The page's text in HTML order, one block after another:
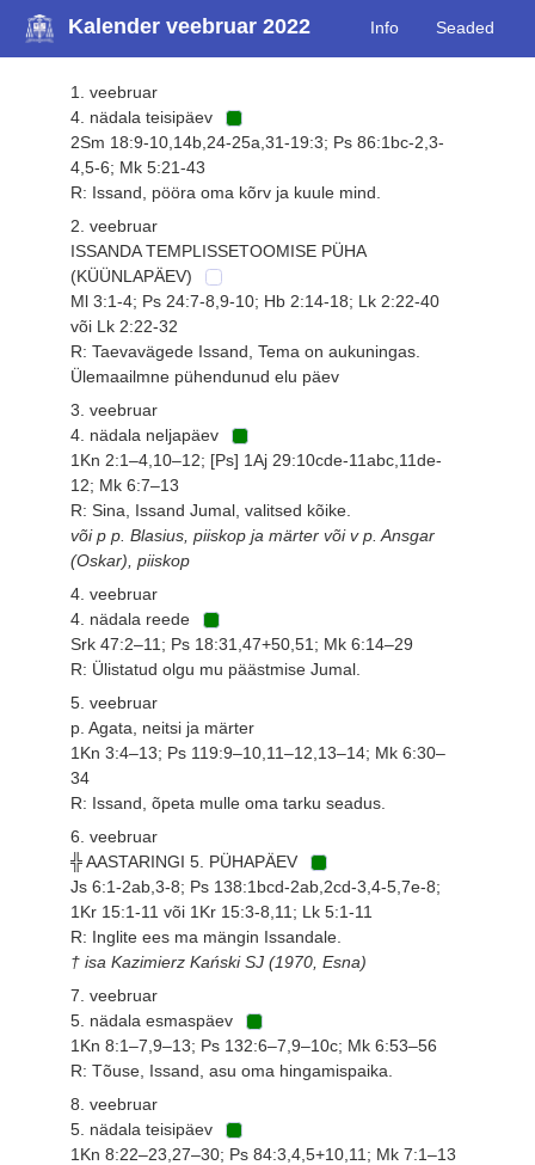
Kalender veebruar 2022 Info Seaded
1. veebruar
4. nädala teisipäev
2Sm 18:9-10,14b,24-25a,31-19:3; Ps 86:1bc-2,3-
4,5-6; Mk 5:21-43
R: Issand, pööra oma kõrv ja kuule mind.
2. veebruar
ISSANDA TEMPLISSETOOMISE PÜHA
(KÜÜNLAPÄEV)
Ml 3:1-4; Ps 24:7-8,9-10; Hb 2:14-18; Lk 2:22-40
või Lk 2:22-32
R: Taevavägede Issand, Tema on aukuningas.
Ülemaailmne pühendunud elu päev
3. veebruar
4. nädala neljapäev
1Kn 2:1–4,10–12; [Ps] 1Aj 29:10cde-11abc,11de-
12; Mk 6:7–13
R: Sina, Issand Jumal, valitsed kõike.
või p p. Blasius, piiskop ja märter või v p. Ansgar
(Oskar), piiskop
4. veebruar
4. nädala reede
Srk 47:2–11; Ps 18:31,47+50,51; Mk 6:14–29
R: Ülistatud olgu mu päästmise Jumal.
5. veebruar
p. Agata, neitsi ja märter
1Kn 3:4–13; Ps 119:9–10,11–12,13–14; Mk 6:30–
34
R: Issand, õpeta mulle oma tarku seadus.
6. veebruar
╬ AASTARINGI 5. PÜHAPÄEV
Js 6:1-2ab,3-8; Ps 138:1bcd-2ab,2cd-3,4-5,7e-8;
1Kr 15:1-11 või 1Kr 15:3-8,11; Lk 5:1-11
R: Inglite ees ma mängin Issandale.
† isa Kazimierz Kański SJ (1970, Esna)
7. veebruar
5. nädala esmaspäev
1Kn 8:1–7,9–13; Ps 132:6–7,9–10c; Mk 6:53–56
R: Tõuse, Issand, asu oma hingamispaika.
8. veebruar
5. nädala teisipäev
1Kn 8:22–23,27–30; Ps 84:3,4,5+10,11; Mk 7:1–13